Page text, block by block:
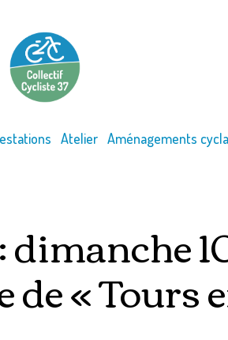
Atelier Aménagements
« Tours